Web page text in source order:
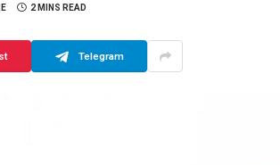
2 MINS READ
Telegram